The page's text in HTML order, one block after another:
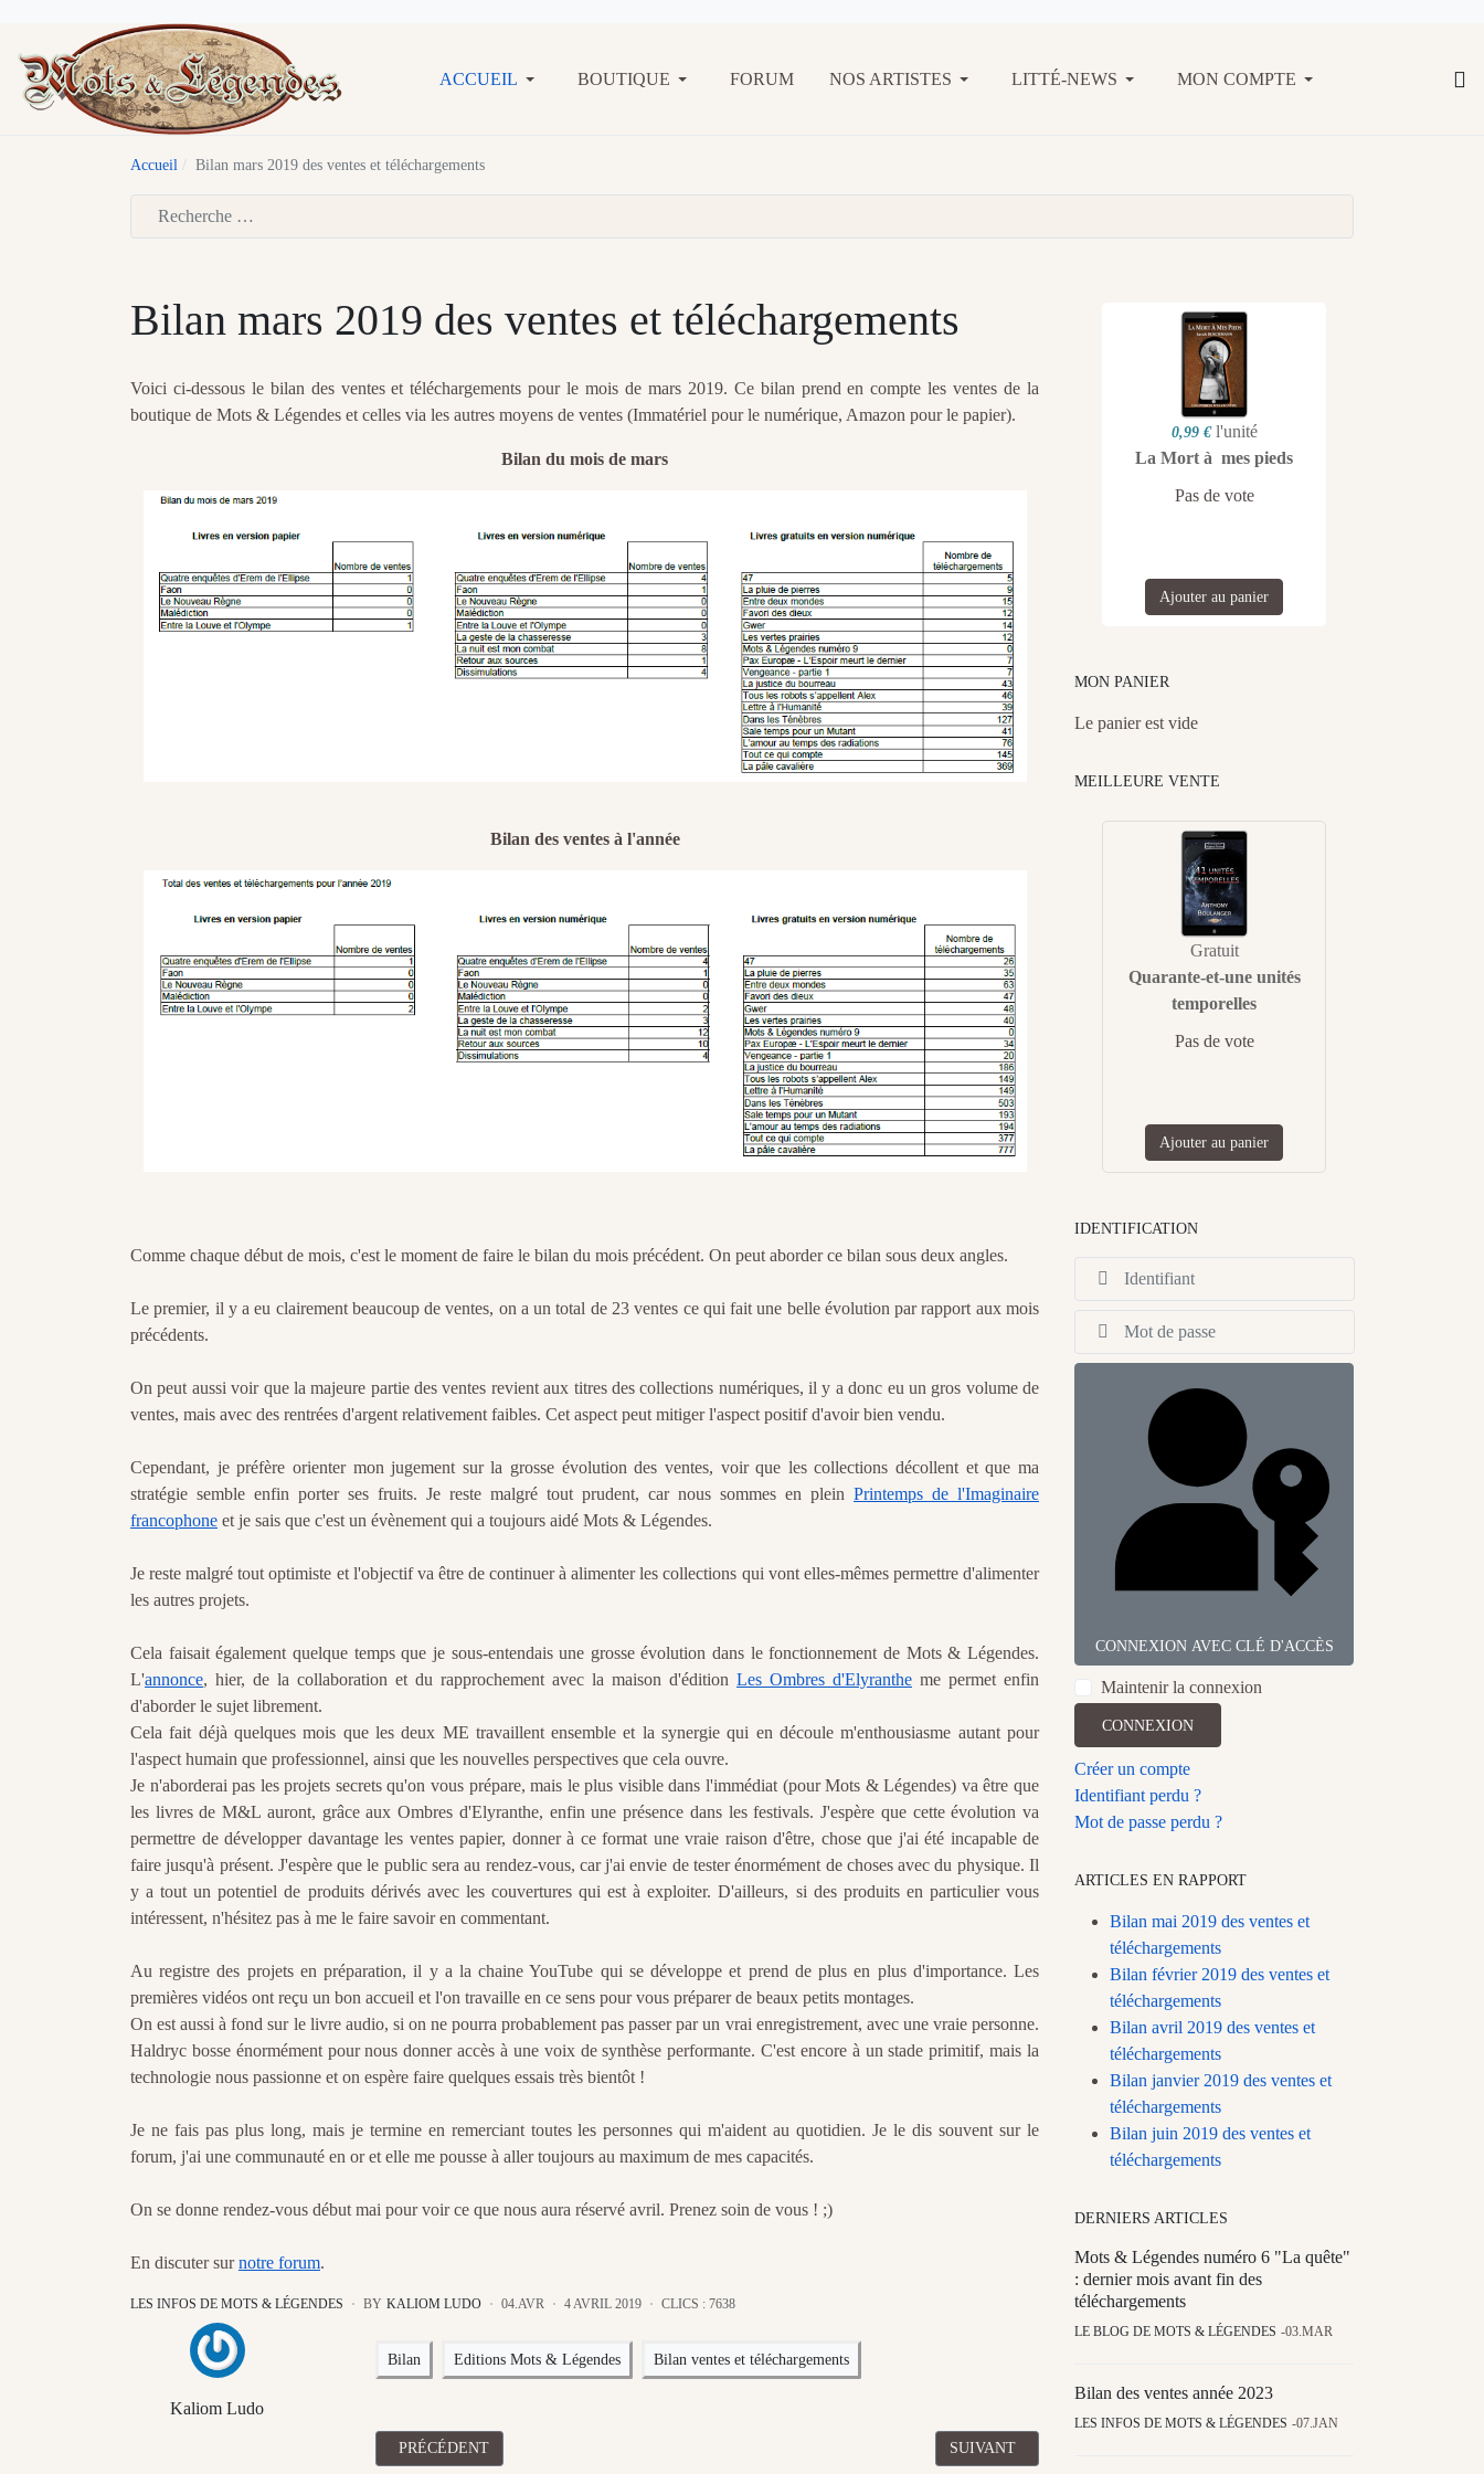
ACCUEIL BOUTIQUE FORUM NOS ARTISTES LITTÉ-NEWS MON COMPTE
Accueil Bilan mars 2019 des ventes et téléchargements
Bilan mars 2019 des ventes et téléchargements
Voici ci-dessous le bilan des ventes et téléchargements pour le mois de mars 2019. Ce bilan prend en compte les ventes de la
boutique de Mots & Légendes et celles via les autres moyens de ventes (Immatériel pour le numérique, Amazon pour le papier).
Bilan du mois de mars
Bilan des ventes à l'année
Comme chaque début de mois, c'est le moment de faire le bilan du mois précédent. On peut aborder ce bilan sous deux angles.
Le premier, il y a eu clairement beaucoup de ventes, on a un total de 23 ventes ce qui fait une belle évolution par rapport aux mois
précédents.
On peut aussi voir que la majeure partie des ventes revient aux titres des collections numériques, il y a donc eu un gros volume de
ventes, mais avec des rentrées d'argent relativement faibles. Cet aspect peut mitiger l'aspect positif d'avoir bien vendu.
Cependant, je préfère orienter mon jugement sur la grosse évolution des ventes, voir que les collections décollent et que ma
stratégie semble enfin porter ses fruits. Je reste malgré tout prudent, car nous sommes en plein Printemps de l'Imaginaire
francophone et je sais que c'est un évènement qui a toujours aidé Mots & Légendes.
Je reste malgré tout optimiste et l'objectif va être de continuer à alimenter les collections qui vont elles-mêmes permettre d'alimenter
les autres projets.
Cela faisait également quelque temps que je sous-entendais une grosse évolution dans le fonctionnement de Mots & Légendes.
L'annonce, hier, de la collaboration et du rapprochement avec la maison d'édition Les Ombres d'Elyranthe me permet enfin
d'aborder le sujet librement.
Cela fait déjà quelques mois que les deux ME travaillent ensemble et la synergie qui en découle m'enthousiasme autant pour
l'aspect humain que professionnel, ainsi que les nouvelles perspectives que cela ouvre.
Je n'aborderai pas les projets secrets qu'on vous prépare, mais le plus visible dans l'immédiat (pour Mots & Légendes) va être que
les livres de M&L auront, grâce aux Ombres d'Elyranthe, enfin une présence dans les festivals. J'espère que cette évolution va
permettre de développer davantage les ventes papier, donner à ce format une vraie raison d'être, chose que j'ai été incapable de
faire jusqu'à présent. J'espère que le public sera au rendez-vous, car j'ai envie de tester énormément de choses avec du physique. Il
y a tout un potentiel de produits dérivés avec les couvertures qui est à exploiter. D'ailleurs, si des produits en particulier vous
intéressent, n'hésitez pas à me le faire savoir en commentant.
Au registre des projets en préparation, il y a la chaine YouTube qui se développe et prend de plus en plus d'importance. Les
premières vidéos ont reçu un bon accueil et l'on travaille en ce sens pour vous préparer de beaux petits montages.
On est aussi à fond sur le livre audio, si on ne pourra probablement pas passer par un vrai enregistrement, avec une vraie personne.
Haldryc bosse énormément pour nous donner accès à une voix de synthèse performante. C'est encore à un stade primitif, mais la
technologie nous passionne et on espère faire quelques essais très bientôt !
Je ne fais pas plus long, mais je termine en remerciant toutes les personnes qui m'aident au quotidien. Je le dis souvent sur le
forum, j'ai une communauté en or et elle me pousse à aller toujours au maximum de mes capacités.
On se donne rendez-vous début mai pour voir ce que nous aura réservé avril. Prenez soin de vous ! ;)
En discuter surnotre forum.
LES INFOS DE MOTS & LÉGENDES BY KALIOM LUDO 04.AVR 4 AVRIL 2019 CLICS : 7638
Kaliom Ludo
Bilan Editions Mots & Légendes Bilan ventes et téléchargements
ARTICLE PRÉCÉDENT : BILAN AVRIL 2019 DES VENTES ET TÉLÉCHARGEMENTS
PRÉCÉDENT ARTICLE SUIVANT : BILAN MARS 2018 DES VENTES ET
SUIVANT
0,99 € l'unité
La Mort à mes pieds
Pas de vote
Ajouter au panier
MON PANIER
Le panier est vide
MEILLEURE VENTE
Gratuit
Quarante-et-une unités
temporelles
Pas de vote
Ajouter au panier
IDENTIFICATION
CONNEXION AVEC CLÉ D'ACCÈS
Maintenir la connexion
CONNEXION
Créer un compte
Identifiant perdu ?
Mot de passe perdu ?
ARTICLES EN RAPPORT
Bilan mai 2019 des ventes et
téléchargements
Bilan février 2019 des ventes et
téléchargements
Bilan avril 2019 des ventes et
téléchargements
Bilan janvier 2019 des ventes et
téléchargements
Bilan juin 2019 des ventes et
téléchargements
DERNIERS ARTICLES
Mots & Légendes numéro 6 "La quête"
: dernier mois avant fin des
téléchargements
LE BLOG DE MOTS & LÉGENDES 03.MAR
Bilan des ventes année 2023
LES INFOS DE MOTS & LÉGENDES 07.JAN